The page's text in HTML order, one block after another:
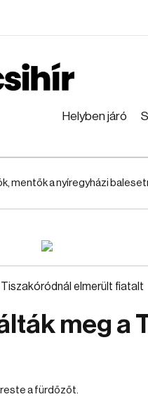
Helyben járó
mentők a nyíregyházi
meg a
a fürdőzőt.